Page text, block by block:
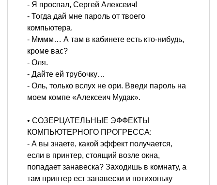
- Я проспал, Сергей Алексеич!
- Тогда дай мне пароль от твоего
компьютера.
- Мммм… А там в кабинете есть кто-нибудь,
кроме вас?
- Оля.
- Дайте ей трубочку…
- Оль, только вслух не ори. Введи пароль на
моем компе «Алексеич Мудак».
• СОЗЕРЦАТЕЛЬНЫЕ ЭФФЕКТЫ
КОМПЬЮТЕРНОГО ПРОГРЕССА:
- А вы знаете, какой эффект получается,
если в принтер, стоящий возле окна,
попадает занавеска? Заходишь в комнату, а
там принтер ест занавески и потихоньку